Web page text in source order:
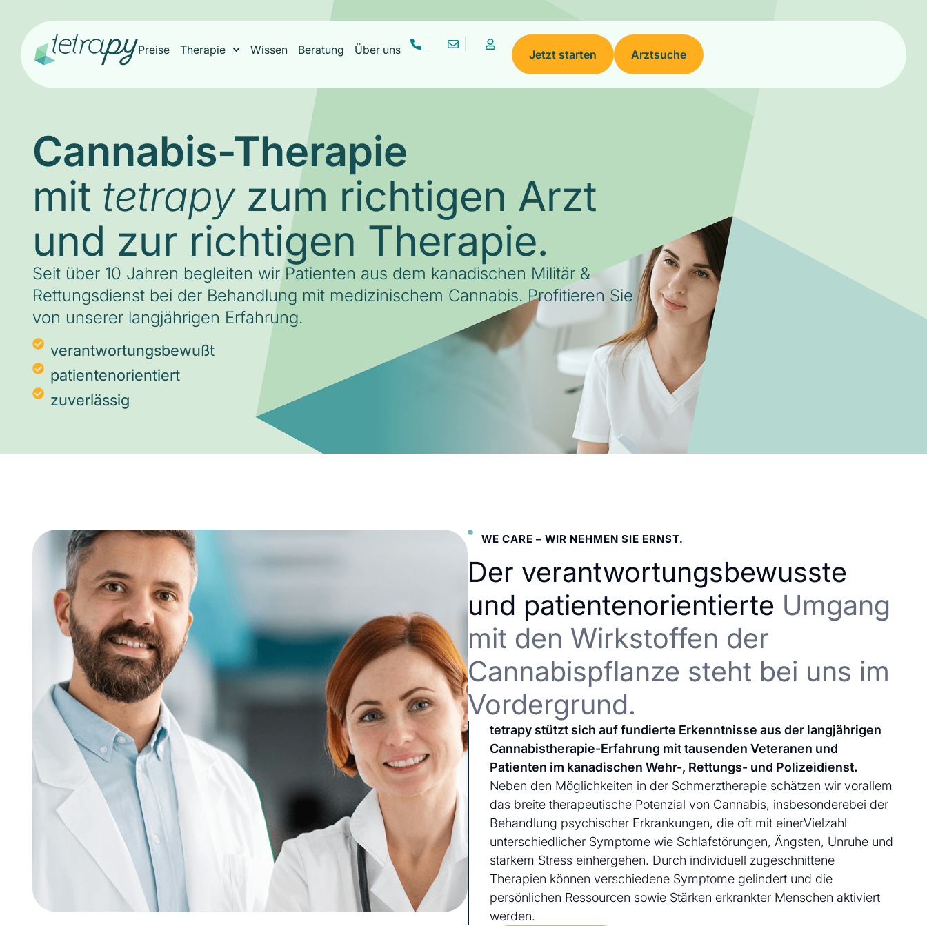
Preise Therapie Wissen Beratung Über uns Jetzt starten Arztsuche
Cannabis-Therapie
mit tetrapyzum richtigen Arzt
und zur richtigen Therapie.
Seit über 10 Jahren begleiten wir Patienten aus dem kanadischen Militär &
Rettungsdienst bei der Behandlung mit medizinischem Cannabis. Profitieren Sie
von unserer langjährigen Erfahrung.
verantwortungsbewußt
patientenorientiert
zuverlässig
WE CARE – WIR NEHMEN SIE ERNST.
Der verantwortungsbewusste
und patientenorientierte Umgang
mit den Wirkstoffen der
Cannabispflanze steht bei uns im
Vordergrund.
tetrapy stützt sich auf fundierte Erkenntnisse aus der langjährigen
Cannabistherapie-Erfahrung mit tausenden Veteranen und
Patienten im kanadischen Wehr-, Rettungs- und Polizeidienst.
Neben den Möglichkeiten in der Schmerztherapie schätzen wir vorallem
das breite therapeutische Potenzial von Cannabis, insbesonderebei der
Behandlung psychischer Erkrankungen, die oft mit einerVielzahl
unterschiedlicher Symptome wie Schlafstörungen, Ängsten, Unruhe und
starkem Stress einhergehen. Durch individuell zugeschnittene
Therapien können verschiedene Symptome gelindert und die
persönlichen Ressourcen sowie Stärken erkrankter Menschen aktiviert
werden.